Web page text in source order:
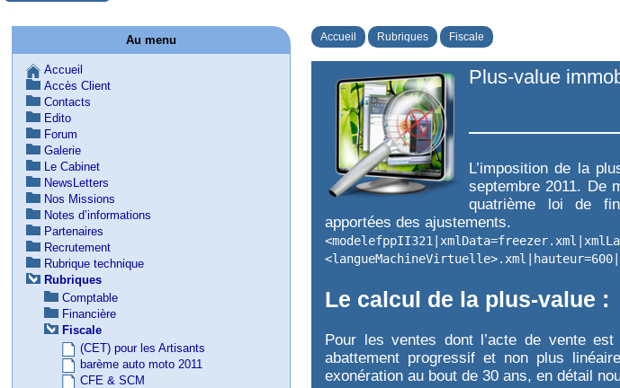
Accueil Rubriques Fiscale
Plus-value
L’imposition de la
septembre 2011. De
quatrième loi de
apportées des ajustements.
Le calcul de la plus-value :
Pour les ventes dont l’acte de vente
abattement progressif et non plus
exonération au bout de 30 ans, en détail
Au menu
Accueil
Accès Client
Contacts
Edito
Forum
Galerie
Le Cabinet
NewsLetters
Nos Missions
Notes d’informations
Partenaires
Recrutement
Rubrique technique
Rubriques
Comptable
Financière
Fiscale
(CET) pour les Artisants
barème auto moto 2011
CFE & SCM